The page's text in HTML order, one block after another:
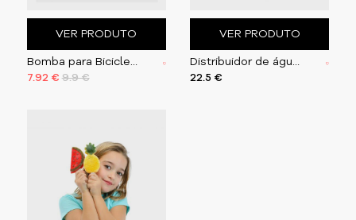
VER PRODUTO
Bomba para Bicicletas “Bike Pump”
7.92 € 9.9 €
VER PRODUTO
Distribuidor de água “Pássaro Sedento”
22.5 €